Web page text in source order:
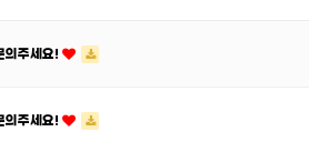
주세요!
주세요!